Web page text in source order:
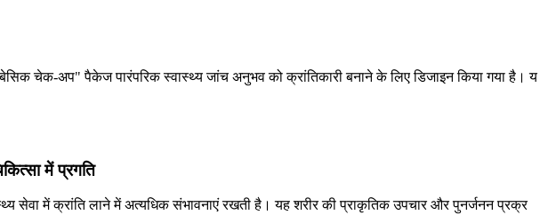
चेक-अप" पैकेज पारंपरिक स्वास्थ्य जांच अनुभव को क्रांतिकारी बनाने के लिए डिजाइन किया गया है। य
में प्रगति
सेवा में क्रांति लाने में अत्यधिक संभावनाएं रखती है। यह शरीर की प्राकृतिक उपचार और पुनर्जनन प्रक्र